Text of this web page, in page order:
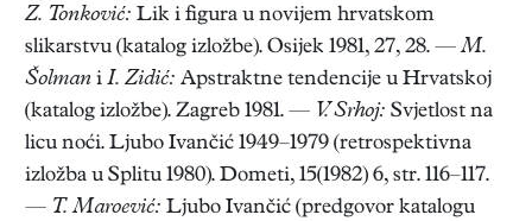
Z. Tonković: Lik i figura u novijem hrvatskom
slikarstvu (katalog izložbe). Osijek 1981, 27, 28. —M.
Šolman i I. Zidić: Apstraktne tendencije u Hrvatskoj
(katalog izložbe). Zagreb 1981. — V. Srhoj: Svjetlost na
licu noći. Ljubo Ivančić 1949–1979 (retrospektivna
izložba u Splitu 1980). Dometi, 15(1982) 6, str. 116–117.
— T. Maroević: Ljubo Ivančić (predgovor katalogu